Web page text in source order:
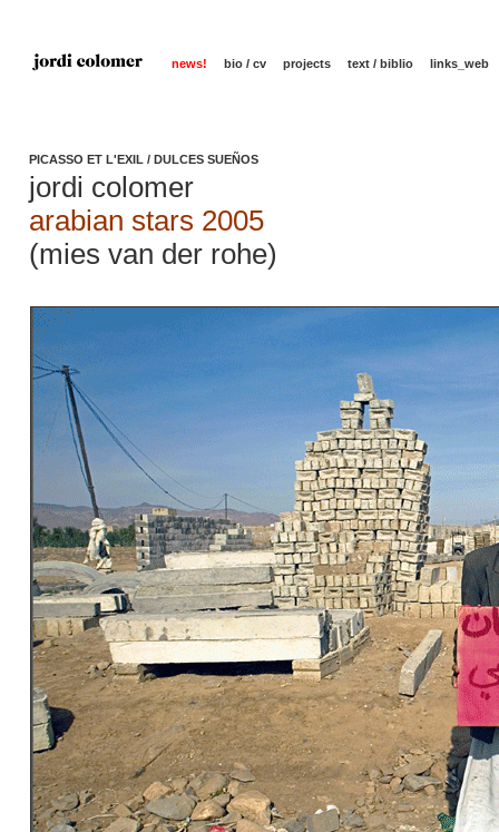
news! bio / cv projects text / biblio links_web
PICASSO ET L'EXIL / DULCES SUEÑOS
jordi colomer
arabian stars 2005
(mies van der rohe)